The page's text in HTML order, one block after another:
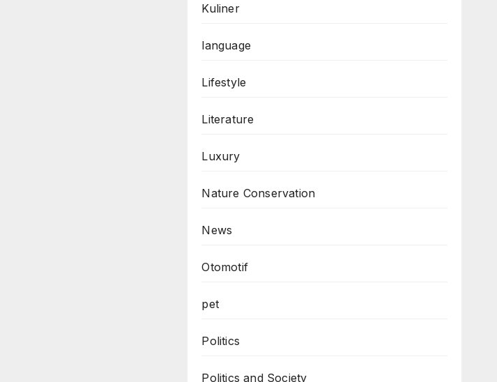
Kuliner
language
Lifestyle
Literature
Luxury
Nature Conservation
News
Otomotif
pet
Politics
Politics and Society